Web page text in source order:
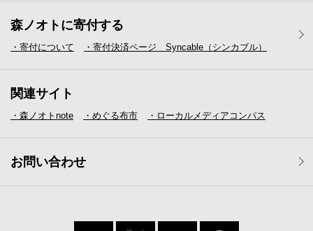
森ノオトに寄付する
・寄付について ・寄付決済ページ Syncable（シンカブル）
関連サイト
・森ノオトnote ・めぐる布市 ・ローカルメディア コンパス
お問い合わせ